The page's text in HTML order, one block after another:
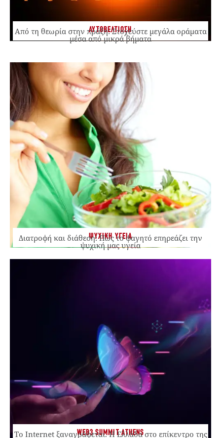
ΑΥΤΟΒΕΛΤΙΩΣΗ
Από τη θεωρία στην πράξη: Στοχεύστε μεγάλα οράματα
μέσα από μικρά βήματα
ΨΥΧΙΚΗ ΥΓΕΙΑ
Διατροφή και διάθεση: Πώς το φαγητό επηρεάζει την
ψυχική μας υγεία
WEB3 SUMMIT ATHENS
Το Internet ξαναγράφεται. Η Ελλάδα στο επίκεντρο της